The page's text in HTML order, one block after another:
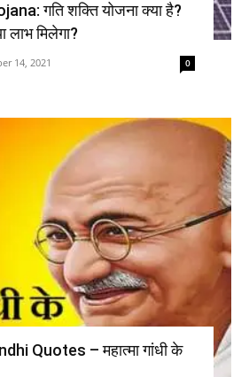
गति शक्ति योजना क्या है?
लाभ मिलेगा?
14, 2021 0
Quotes – महात्मा गांधी के